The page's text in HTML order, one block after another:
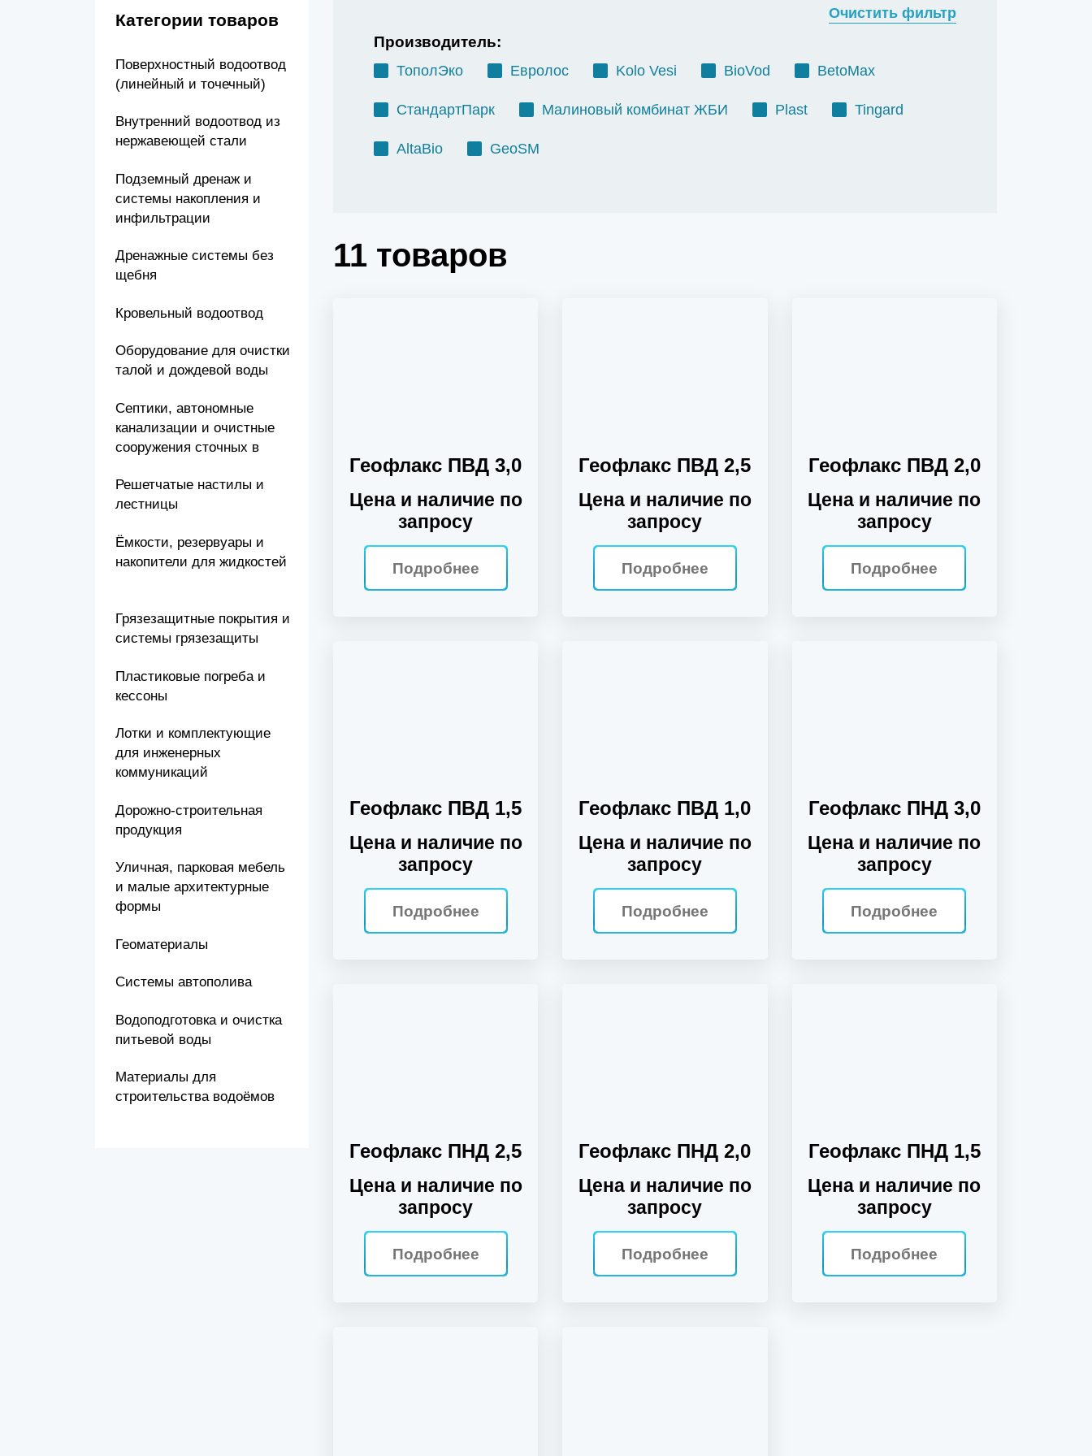
Канализационные насосные станции (КНС)
Категории товаров
Поверхностный водоотвод
(линейный и точечный)
Внутренний водоотвод из
нержавеющей стали
Подземный дренаж и
системы накопления и
инфильтрации
Дренажные системы без
щебня
Кровельный водоотвод
Оборудование для очистки
талой и дождевой воды
Септики, автономные
канализации и очистные
сооружения сточных в
Решетчатые настилы и
лестницы
Ёмкости, резервуары и
накопители для жидкостей
Грязезащитные покрытия и
системы грязезащиты
Пластиковые погреба и
кессоны
Лотки и комплектующие
для инженерных
коммуникаций
Дорожно-строительная
продукция
Уличная, парковая мебель
и малые архитектурные
формы
Геоматериалы
Системы автополива
Водоподготовка и очистка
питьевой воды
Материалы для
строительства водоёмов
Производитель:
ТополЭко Евролос Kolo Vesi BioVod BetoMax
СтандартПарк Малиновый комбинат ЖБИ Plast Tingard
AltaBio GeoSM
Очистить фильтр
11 товаров
Геофлакс ПВД 3,0
Цена и наличие по
запросу
Подробнее
Геофлакс ПВД 2,5
Цена и наличие по
запросу
Подробнее
Геофлакс ПВД 2,0
Цена и наличие по
запросу
Подробнее
Геофлакс ПВД 1,5
Цена и наличие по
запросу
Подробнее
Геофлакс ПВД 1,0
Цена и наличие по
запросу
Подробнее
Геофлакс ПНД 3,0
Цена и наличие по
запросу
Подробнее
Геофлакс ПНД 2,5
Цена и наличие по
запросу
Подробнее
Геофлакс ПНД 2,0
Цена и наличие по
запросу
Подробнее
Геофлакс ПНД 1,5
Цена и наличие по
запросу
Подробнее